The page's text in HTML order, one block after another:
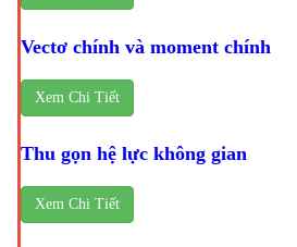
Vectơ chính và moment chính
Xem Chi Tiết
Thu gọn hệ lực không gian
Xem Chi Tiết